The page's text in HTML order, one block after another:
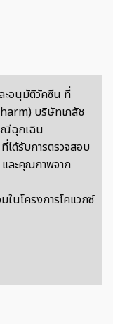
ะอนุมัติวัคซีน ที่
บริษัทเภสัช
ฉุกเฉิน
ได้รับการตรวจสอบ
ละคุณภาพจาก
ในโครงการโคแวกซ์